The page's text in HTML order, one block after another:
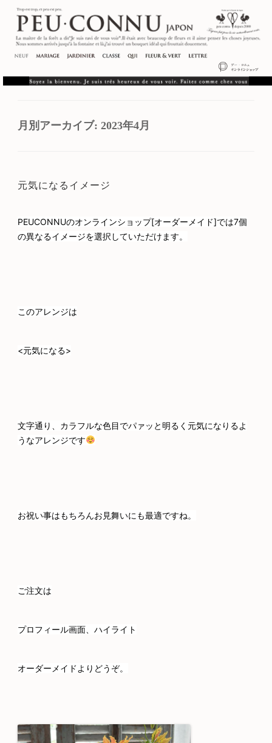
月別アーカイブ: 2023年4月
元気になるイメージ
PEUCONNUのオンラインショップ[オーダーメイド]では7個
の異なるイメージを選択していただけます。
このアレンジは
<元気になる>
文字通り、カラフルな色目でパァッと明るく元気になりるよ
うなアレンジです
お祝い事はもちろんお見舞いにも最適ですね。
ご注文は
プロフィール画面、ハイライト
オーダーメイドよりどうぞ。